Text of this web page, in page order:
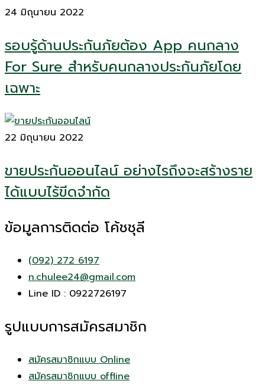
24 มิถุนายน 2022
รอบรู้ด้านประกันภัยต้อง App คนกลาง
For Sure สำหรับคนกลางประกันภัยโดย
เฉพาะ
22 มิถุนายน 2022
ขายประกันออนไลน์ อย่างไรถึงจะสร้างราย
ได้แบบไร้ขีดจำกัด
ข้อมูลการติดต่อ โค้ชชุลี
(092) 272 6197
n.chulee24@gmail.com
Line ID : 0922726197
รูปแบบการสมัครสมาชิก
สมัครสมาชิกแบบ Online
สมัครสมาชิกแบบ offline